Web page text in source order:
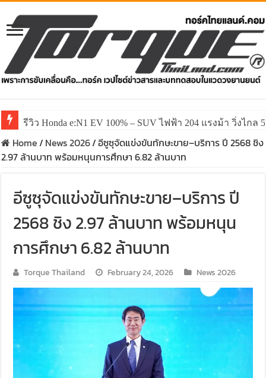
รีวิว ลองขับ All New GWM HAVAL H6 ปรับโฉมหน้าใหม่
Home/ News 2026/อีซูซุจัดแข่งขันทักษะขาย–บริการ ปี 2568 ชิง
2.97 ล้านบาท พร้อมหนุนการศึกษา 6.82 ล้านบาท
อีซูซุจัดแข่งขันทักษะขาย–บริการ ปี
2568 ชิง 2.97 ล้านบาท พร้อมหนุน
การศึกษา 6.82 ล้านบาท
Torque Thailand February 24, 2026 News 2026